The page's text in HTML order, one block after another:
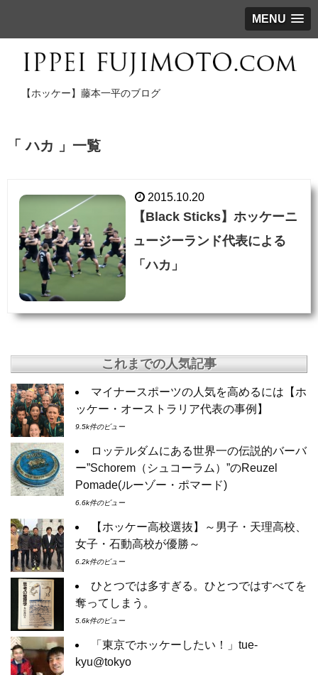
MENU
【ホッケー】藤本一平のブログ
「 ハカ 」一覧
2015.10.20
【Black Sticks】ホッケーニ
ュージーランド代表による
「ハカ」
これまでの人気記事
マイナースポーツの人気を高めるには【ホ
ッケー・オーストラリア代表の事例】
9.5k件のビュー
ロッテルダムにある世界一の伝説的バーバ
ー”Schorem（シュコーラム）”のReuzel
Pomade(ルーゾー・ポマード)
6.6k件のビュー
【ホッケー高校選抜】～男子・天理高校、
女子・石動高校が優勝～
6.2k件のビュー
ひとつでは多すぎる。ひとつではすべてを
奪ってしまう。
5.6k件のビュー
「東京でホッケーしたい！」tue-
kyu@tokyo